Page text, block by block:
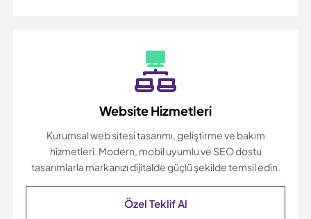
Website Hizmetleri
Kurumsal web sitesi tasarımı, geliştirme ve bakım
hizmetleri. Modern, mobil uyumlu ve SEO dostu
tasarımlarla markanızı dijitalde güçlü şekilde temsil edin.
Özel Teklif Al